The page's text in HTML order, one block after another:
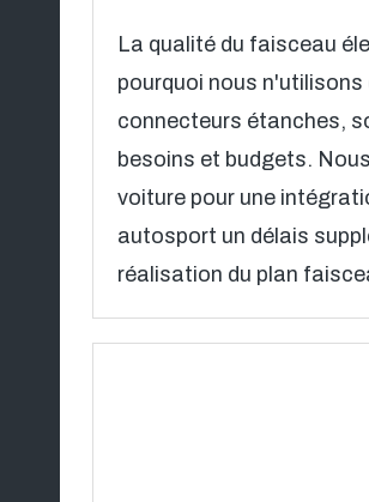
La qualité du faisceau
pourquoi nous
connecteurs étanches,
besoins et budgets.
voiture pour une
autosport un délais
réalisation du plan